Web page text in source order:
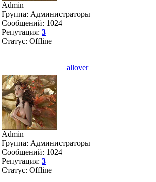
Admin
Группа: Администраторы
Сообщений: 1024
Репутация: 3
Статус: Offline
allover
Admin
Группа: Администраторы
Сообщений: 1024
Репутация: 3
Статус: Offline